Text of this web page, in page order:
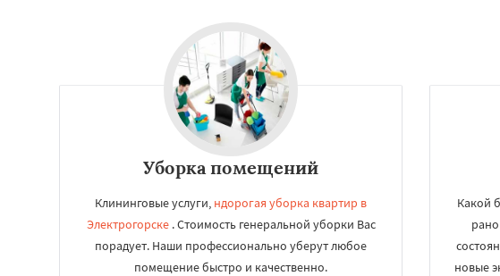
Уборка помещений
Клининговые услуги, ндорогая уборка квартир в
Электрогорске. Стоимость генеральной уборки Вас
порадует. Наши профессионально уберут любое
помещение быстро и качественно.
Какой
новые